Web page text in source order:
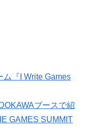
ム『I Write Games
ブースで紹
GAMES SUMMIT